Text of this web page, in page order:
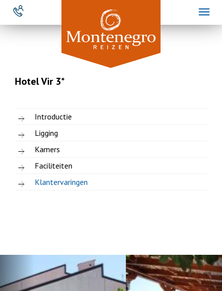
Overslaan
naar
Hotel Vir 3*
Introductie
Ligging
Kamers
Faciliteiten
Klantervaringen